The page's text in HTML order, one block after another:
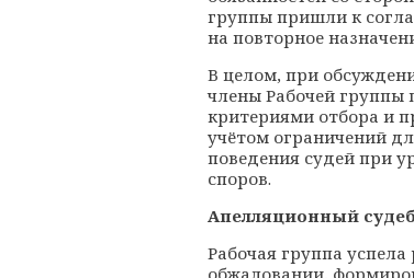
группы пришли к
на повторное
В целом, при
члены Рабочей группы
критериями отбора и
учётом ограничений
поведения судей при
споров.
Апелляционный
Рабочая группа
обжаловании,